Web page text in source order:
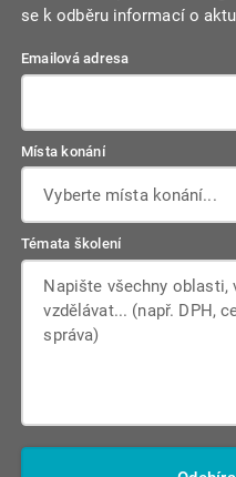
se k odběru informací o
Emailová adresa
Místa konání
Vyberte místa konání...
Témata školení